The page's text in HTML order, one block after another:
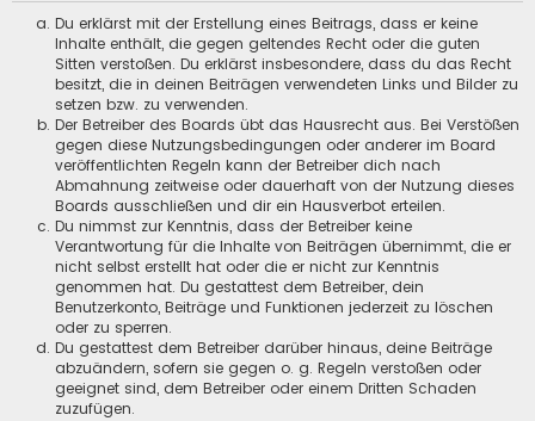
Du erklärst mit der Erstellung eines Beitrags, dass er keine
Inhalte enthält, die gegen geltendes Recht oder die guten
Sitten verstoßen. Du erklärst insbesondere, dass du das Recht
besitzt, die in deinen Beiträgen verwendeten Links und Bilder zu
setzen bzw. zu verwenden.
Der Betreiber des Boards übt das Hausrecht aus. Bei Verstößen
gegen diese Nutzungsbedingungen oder anderer im Board
veröffentlichten Regeln kann der Betreiber dich nach
Abmahnung zeitweise oder dauerhaft von der Nutzung dieses
Boards ausschließen und dir ein Hausverbot erteilen.
Du nimmst zur Kenntnis, dass der Betreiber keine
Verantwortung für die Inhalte von Beiträgen übernimmt, die er
nicht selbst erstellt hat oder die er nicht zur Kenntnis
genommen hat. Du gestattest dem Betreiber, dein
Benutzerkonto, Beiträge und Funktionen jederzeit zu löschen
oder zu sperren.
Du gestattest dem Betreiber darüber hinaus, deine Beiträge
abzuändern, sofern sie gegen o. g. Regeln verstoßen oder
geeignet sind, dem Betreiber oder einem Dritten Schaden
zuzufügen.